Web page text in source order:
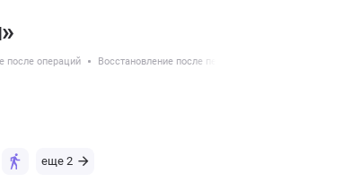
после операций Восстановление после перелома шейки бедра
еще 2